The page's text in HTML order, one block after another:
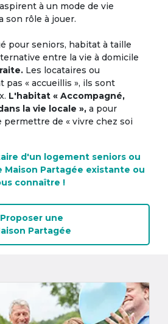
à un mode de vie
son rôle à jouer.
pour seniors, habitat à taille
entre la vie à domicile
Les locataires ou
pas « accueillis », ils sont
L'habitat « Accompagné,
la vie locale », a pour
de « vivre chez soi
d'un logement seniors ou
Maison Partagée existante ou
connaître !
Proposer une
Partagée